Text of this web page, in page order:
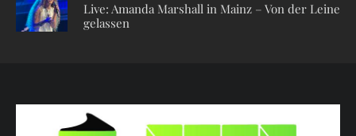
Live: Amanda Marshall in Mainz – Von der Leine
gelassen